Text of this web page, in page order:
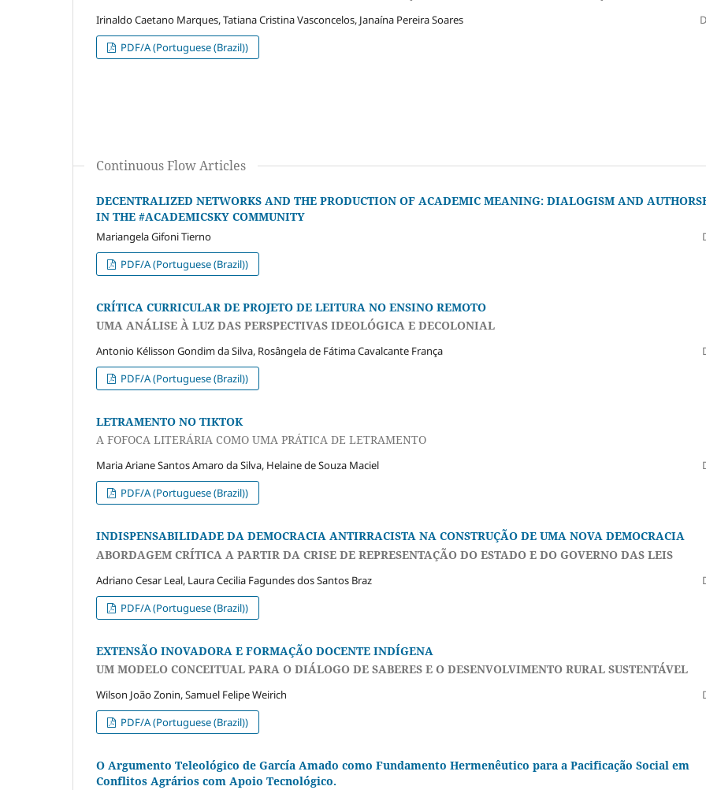
Irinaldo Caetano Marques, Tatiana Cristina Vasconcelos, Janaína Pereira Soares
PDF/A (Portuguese (Brazil))
Continuous Flow Articles
DECENTRALIZED NETWORKS AND THE PRODUCTION OF ACADEMIC MEANING: DIALOGISM AND
IN THE #ACADEMICSKY COMMUNITY
Mariangela Gifoni Tierno
PDF/A (Portuguese (Brazil))
CRÍTICA CURRICULAR DE PROJETO DE LEITURA NO ENSINO REMOTO
UMA ANÁLISE À LUZ DAS PERSPECTIVAS IDEOLÓGICA E DECOLONIAL
Antonio Kélisson Gondim da Silva, Rosângela de Fátima Cavalcante França
PDF/A (Portuguese (Brazil))
LETRAMENTO NO TIKTOK
A FOFOCA LITERÁRIA COMO UMA PRÁTICA DE LETRAMENTO
Maria Ariane Santos Amaro da Silva, Helaine de Souza Maciel
PDF/A (Portuguese (Brazil))
INDISPENSABILIDADE DA DEMOCRACIA ANTIRRACISTA NA CONSTRUÇÃO DE UMA NOVA DEMOCRACIA
ABORDAGEM CRÍTICA A PARTIR DA CRISE DE REPRESENTAÇÃO DO ESTADO E DO GOVERNO DAS LEIS
Adriano Cesar Leal, Laura Cecilia Fagundes dos Santos Braz
PDF/A (Portuguese (Brazil))
EXTENSÃO INOVADORA E FORMAÇÃO DOCENTE INDÍGENA
UM MODELO CONCEITUAL PARA O DIÁLOGO DE SABERES E O DESENVOLVIMENTO RURAL SUSTENTÁVEL
Wilson João Zonin, Samuel Felipe Weirich
PDF/A (Portuguese (Brazil))
O Argumento Teleológico de García Amado como Fundamento Hermenêutico para a Pacificação Social em
Conflitos Agrários com Apoio Tecnológico.